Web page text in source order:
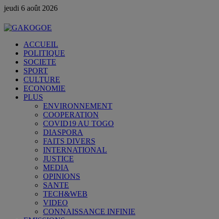
jeudi 6 août 2026
ACCUEIL
POLITIQUE
SOCIETE
SPORT
CULTURE
ECONOMIE
PLUS
ENVIRONNEMENT
COOPERATION
COVID19 AU TOGO
DIASPORA
FAITS DIVERS
INTERNATIONAL
JUSTICE
MEDIA
OPINIONS
SANTE
TECH&WEB
VIDEO
CONNAISSANCE INFINIE